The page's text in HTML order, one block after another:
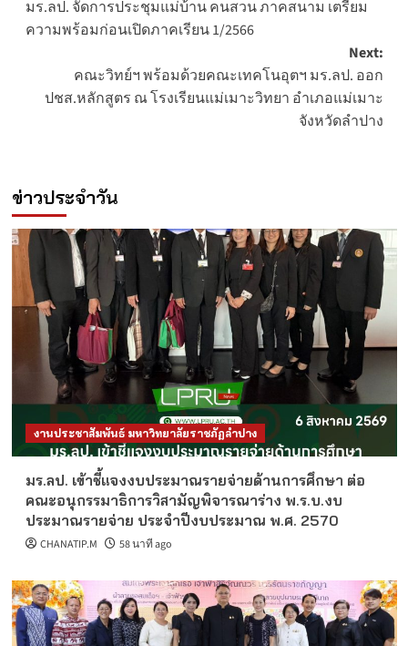
navigation
มร.ลป. จัดการประชุมแม่บ้าน คนสวน ภาคสนาม เตรียม
ความพร้อมก่อนเปิดภาคเรียน 1/2566
Next:
คณะวิทย์ฯ พร้อมด้วยคณะเทคโนอุตฯ มร.ลป. ออก
ปชส.หลักสูตร ณ โรงเรียนแม่เมาะวิทยา อำเภอแม่เมาะ
จังหวัดลำปาง
ข่าวประจำวัน
งานประชาสัมพันธ์ มหาวิทยาลัยราชภัฏลำปาง
มร.ลป. เข้าชี้แจงงบประมาณรายจ่ายด้านการศึกษา ต่อ
คณะอนุกรรมาธิการวิสามัญพิจารณาร่าง พ.ร.บ.งบ
ประมาณรายจ่าย ประจำปีงบประมาณ พ.ศ. 2570
CHANATIP.M 58 นาที ago